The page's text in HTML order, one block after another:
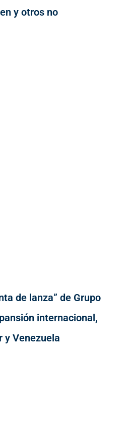
y otros no
de lanza” de Grupo
internacional,
y Venezuela